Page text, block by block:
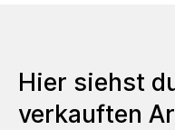
Hier siehst
verkauften